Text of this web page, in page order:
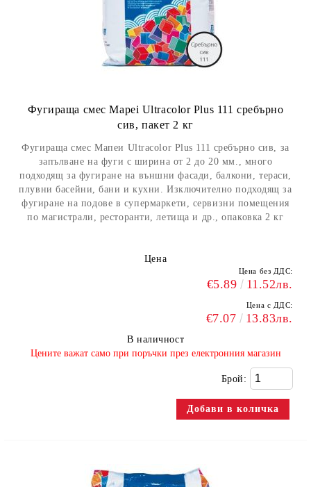
Фугираща смес Mapei Ultracolor Plus 111 сребърно
сив, пакет 2 кг
Фугираща смес Мапеи Ultracolor Plus 111 сребърно сив, за
запълване на фуги с ширина от 2 до 20 мм., много
подходящ за фугиране на външни фасади, балкони, тераси,
плувни басейни, бани и кухни. Изключително подходящ за
фугиране на подове в супермаркети, сервизни помещения
по магистрали, ресторанти, летища и др., опаковка 2 кг
Цена
Цена без ДДС:
€5.89 11.52лв.
Цена с ДДС:
€7.07 13.83лв.
В наличност
​Цените важат само при поръчки през електронния магазин
Брой: